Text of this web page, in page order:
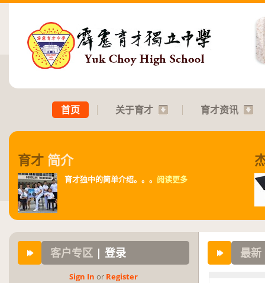
首页 关于育才 育才资讯
育才 简介
育才独中的简单介绍。。。 阅读更多
客户专区 | 登录
Sign In or Reg­is­ter
最新